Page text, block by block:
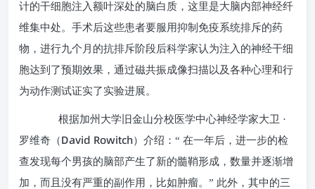
计的干细胞注入额叶深处的脑白质，这里是大脑内部神经纤
维集中处。手术后这些患者要服用抑制免疫系统排斥的药
物，进行九个月的抗排斥阶段后科学家认为注入的神经干细
胞达到了预期效果，通过磁共振成像扫描以及各种心理和行
为动作测试证实了实验进展。
根据加州大学旧金山分校医学中心神经学家大卫 ·
罗维奇（David Rowitch）介绍：“ 在一年后，进一步的检
查发现每个男孩的脑部产生了新的髓鞘形成，数量并逐渐增
加，而且没有严重的副作用，比如肿瘤。” 此外，其中的三